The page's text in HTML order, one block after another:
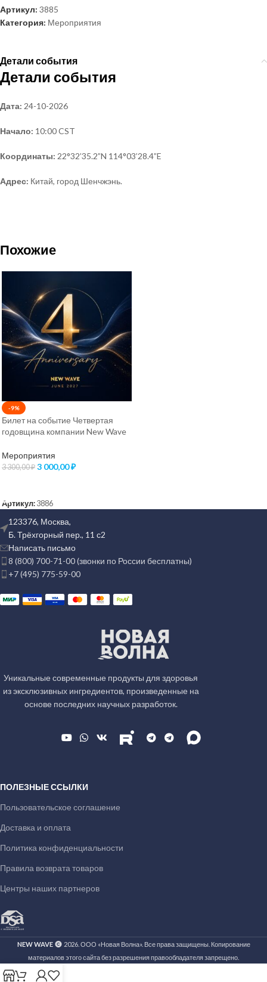
Артикул: 3885
Категория: Мероприятия
Детали события
Детали события
Дата: 24-10-2026
Начало: 10:00CST
Координаты: 22°32’35.2”N 114°03’28.4”E
Адрес: Китай, город Шенчжэнь.
Похожие
-9%
Билет на событие Четвертая
годовщина компании New Wave
Мероприятия
3 300,00₽ 3 000,00₽
Артикул: 3886
123376, Москва,
Б. Трёхгорный пер., 11 с2
Написать письмо
8 (800) 700-71-00 (звонки по России бесплатны)
+7 (495) 775-59-00
Уникальные современные продукты для здоровья
из эксклюзивных ингредиентов, произведенные на
основе последних научных разработок.
ПОЛЕЗНЫЕ ССЫЛКИ
Пользовательское соглашение
Доставка и оплата
Политика конфиденциальности
Правила возврата товаров
Центры наших партнеров
NEW WAVE
2026. ООО «Новая Волна». Все права защищены. Копирование
материалов этого сайта без разрешения правообладателя запрещено.